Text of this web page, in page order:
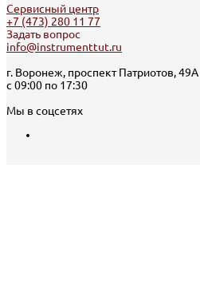
Сервисный центр
+7 (473) 280 11 77
Задать вопрос
info@instrumenttut.ru
г. Воронеж, проспект Патриотов, 49А
с 09:00 по 17:30
Мы в соцсетях